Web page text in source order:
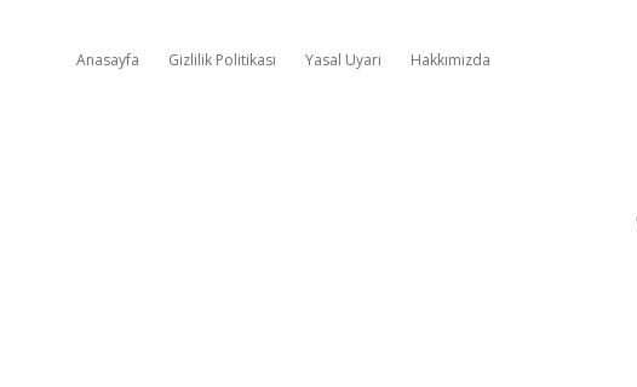
Anasayfa Gizlilik Politikası Yasal Uyarı Hakkımızda